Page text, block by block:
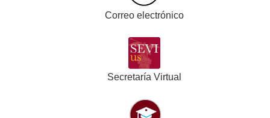
Correo electrónico
Secretaría Virtual